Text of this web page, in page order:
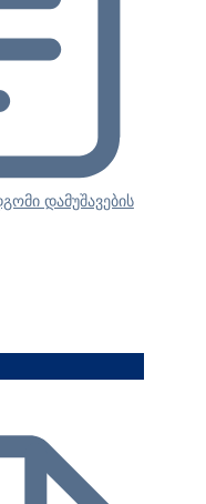
დამუშავების